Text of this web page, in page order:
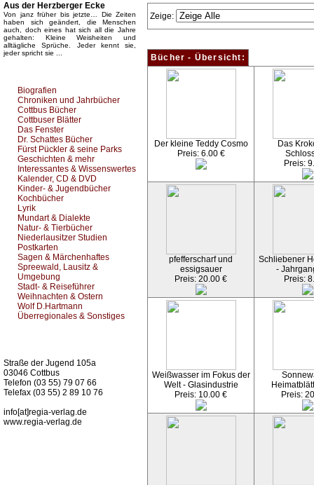
Aus der Herzberger Ecke
Von janz früher bis jetzte… Die Zeiten
haben sich geändert, die Menschen
auch, doch eines hat sich all die Jahre
gehalten: Kleine Weisheiten und
alltägliche Sprüche. Jeder kennt sie,
jeder spricht sie ...
Biografien
Chroniken und Jahrbücher
Cottbus Bücher
Cottbuser Blätter
Das Fenster
Dr. Schattes Bücher
Fürst Pückler & seine Parks
Geschichten & mehr
Interessantes & Wissenswertes
Kalender, CD & DVD
Kinder- & Jugendbücher
Kochbücher
Lyrik
Mundart & Dialekte
Natur- & Tierbücher
Niederlausitzer Studien
Postkarten
Sagen & Märchenhaftes
Spreewald, Lausitz &
Umgebung
Stadt- & Reiseführer
Weihnachten & Ostern
Wolf D.Hartmann
Überregionales & Sonstiges
Straße der Jugend 105a
03046 Cottbus
Telefon (03 55) 79 07 66
Telefax (03 55) 2 89 10 76
info[at]regia-verlag.de
www.regia-verlag.de
Zeige:
Bücher - Übersicht:
Der kleine Teddy Cosmo
Preis: 6.00 €
Das
Preis:
pfefferscharf und
essigsauer
Preis: 20.00 €
Schliebener
-
Preis:
Weißwasser im Fokus der
Welt - Glasindustrie
Preis: 10.00 €
Preis: